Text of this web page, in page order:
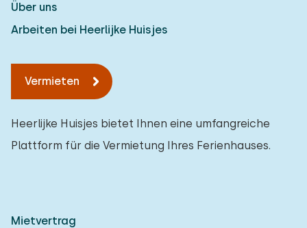
Über uns
Arbeiten bei Heerlijke Huisjes
Vermieten
Heerlijke Huisjes bietet Ihnen eine umfangreiche
Plattform für die Vermietung Ihres Ferienhauses.
Mietvertrag